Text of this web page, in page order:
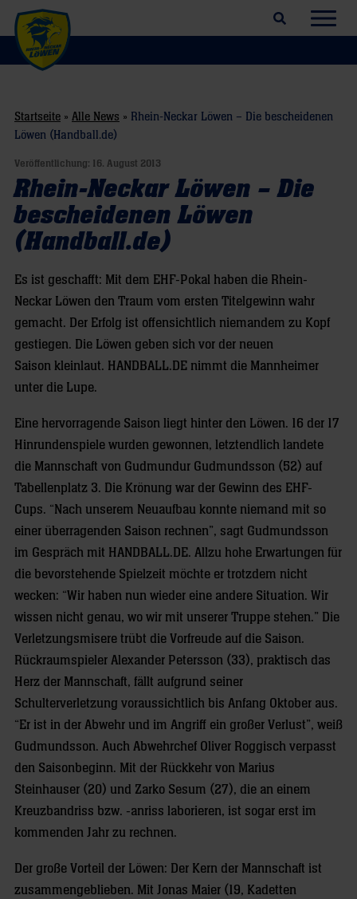
Suchfeld öffnen
Startseite » Alle News » Rhein-Neckar Löwen – Die bescheidenen
Löwen (Handball.de)
Veröffentlichung: 16. August 2013
Rhein-Neckar Löwen – Die
bescheidenen Löwen
(Handball.de)
Es ist geschafft: Mit dem EHF-Pokal haben die Rhein-
Neckar Löwen den Traum vom ersten Titelgewinn wahr
gemacht. Der Erfolg ist offensichtlich niemandem zu Kopf
gestiegen. Die Löwen geben sich vor der neuen
Saison kleinlaut. HANDBALL.DE nimmt die Mannheimer
unter die Lupe.
Eine hervorragende Saison liegt hinter den Löwen. 16 der 17
Hinrundenspiele wurden gewonnen, letztendlich landete
die Mannschaft von Gudmundur Gudmundsson (52) auf
Tabellenplatz 3. Die Krönung war der Gewinn des EHF-
Cups. “Nach unserem Neuaufbau konnte niemand mit so
einer überragenden Saison rechnen”, sagt Gudmundsson
im Gespräch mit HANDBALL.DE. Allzu hohe Erwartungen für
die bevorstehende Spielzeit möchte er trotzdem nicht
wecken: “Wir haben nun wieder eine andere Situation. Wir
wissen nicht genau, wo wir mit unserer Truppe stehen.” Die
Verletzungsmisere trübt die Vorfreude auf die Saison.
Rückraumspieler Alexander Petersson (33), praktisch das
Herz der Mannschaft, fällt aufgrund seiner
Schulterverletzung voraussichtlich bis Anfang Oktober aus.
“Er ist in der Abwehr und im Angriff ein großer Verlust”, weiß
Gudmundsson. Auch Abwehrchef Oliver Roggisch verpasst
den Saisonbeginn. Mit der Rückkehr von Marius
Steinhauser (20) und Zarko Sesum (27), die an einem
Kreuzbandriss bzw. -anriss laborieren, ist sogar erst im
kommenden Jahr zu rechnen.
Der große Vorteil der Löwen: Der Kern der Mannschaft ist
zusammengeblieben. Mit Jonas Maier (19, Kadetten